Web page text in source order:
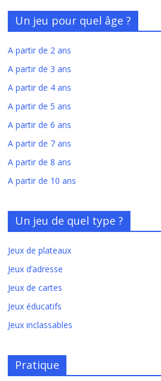
Un jeu pour quel âge ?
A partir de 2 ans
A partir de 3 ans
A partir de 4 ans
A partir de 5 ans
A partir de 6 ans
A partir de 7 ans
A partir de 8 ans
A partir de 10 ans
Un jeu de quel type ?
Jeux de plateaux
Jeux d’adresse
Jeux de cartes
Jeux éducatifs
Jeux inclassables
Pratique